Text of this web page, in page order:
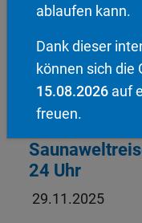
24 Uhr
29.11.2025
ablaufen kann.
Dank dieser
können sich die
15.08.2026 auf
freuen.